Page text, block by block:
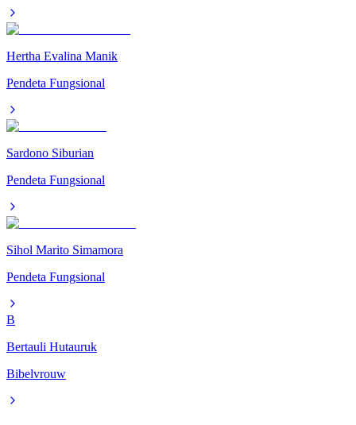
Hertha Evalina Manik
Pendeta Fungsional
Sardono Siburian
Pendeta Fungsional
Sihol Marito Simamora
Pendeta Fungsional
B
Bertauli Hutauruk
Bibelvrouw